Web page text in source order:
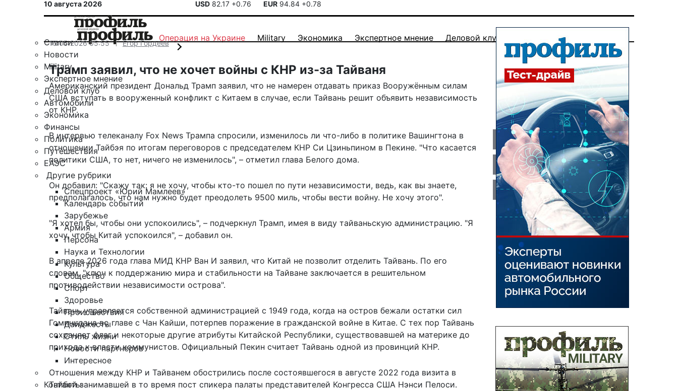
10 августа 2026 USD 82.17 +0.76 EUR 94.84 +0.78
Статьи
Новости
Military
Экспертное мнение
Деловой клуб
Автомобили
Экономика
Финансы
Политика
Путешествия
ЕАЭС
Другие рубрики
Спецпроект «Юрий Мамлеев»
Календарь событий
Зарубежье
Армия
Персона
Наука и Технологии
Культура
Общество
Спорт
Здоровье
Происшествия
Дайджесты
Стиль жизни
Новости партнеров
Интересное
Контакты
Операция на Украине Military Экономика Экспертное мнение Деловой клуб
16.05.2026 05:55 Егор Гордеев
Трамп заявил, что не хочет войны с КНР из-за Тайваня
Американский президент Дональд Трамп заявил, что не намерен отдавать приказ Вооружённым силам
США вступать в вооруженный конфликт с Китаем в случае, если Тайвань решит объявить независимость
от КНР.
В интервью телеканалу Fox News Трампа спросили, изменилось ли что-либо в политике Вашингтона в
отношении Тайбэя по итогам переговоров с председателем КНР Си Цзиньпином в Пекине. "Что касается
политики США, то нет, ничего не изменилось", – отметил глава Белого дома.
Он добавил: "Скажу так: я не хочу, чтобы кто-то пошел по пути независимости, ведь, как вы знаете,
предполагалось, что нам нужно будет преодолеть 9500 миль, чтобы вести войну. Не хочу этого".
"Я хотел бы, чтобы они успокоились", – подчеркнул Трамп, имея в виду тайваньскую администрацию. "Я
хочу, чтобы Китай успокоился", – добавил он.
В апреле 2026 года глава МИД КНР Ван И заявил, что Китай не позволит отделить Тайвань. По его
словам, "ключ к поддержанию мира и стабильности на Тайване заключается в решительном
противодействии независимости острова".
Тайвань управляется собственной администрацией с 1949 года, когда на остров бежали остатки сил
Гоминьдана во главе с Чан Кайши, потерпев поражение в гражданской войне в Китае. С тех пор Тайвань
сохраняет флаг и некоторые другие атрибуты Китайской Республики, существовавшей на материке до
прихода к власти коммунистов. Официальный Пекин считает Тайвань одной из провинций КНР.
Отношения между КНР и Тайванем обострились после состоявшегося в августе 2022 года визита в
Тайбэй занимавшей в то время пост спикера палаты представителей Конгресса США Нэнси Пелоси.